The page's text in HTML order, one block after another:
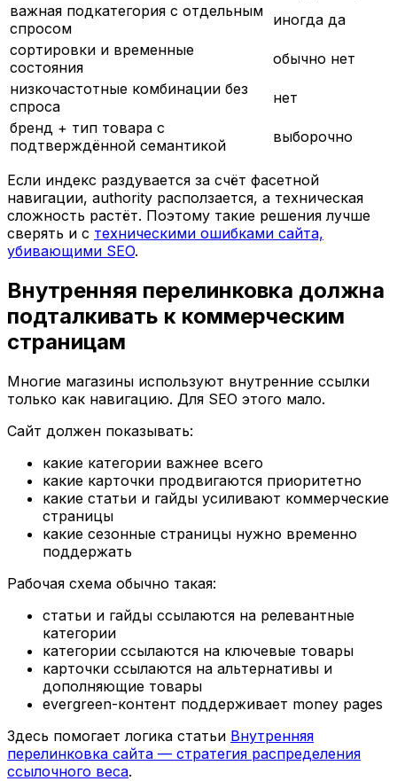
важная подкатегория с отдельным
спросом
иногда да
сортировки и временные
состояния
обычно нет
низкочастотные комбинации без
спроса
нет
бренд + тип товара с
подтверждённой семантикой
выборочно
Если индекс раздувается за счёт фасетной
навигации, authority расползается, а техническая
сложность растёт. Поэтому такие решения лучше
сверять и с техническими ошибками сайта,
убивающими SEO.
Внутренняя перелинковка должна
подталкивать к коммерческим
страницам
Многие магазины используют внутренние ссылки
только как навигацию. Для SEO этого мало.
Сайт должен показывать:
какие категории важнее всего
какие карточки продвигаются приоритетно
какие статьи и гайды усиливают коммерческие
страницы
какие сезонные страницы нужно временно
поддержать
Рабочая схема обычно такая:
статьи и гайды ссылаются на релевантные
категории
категории ссылаются на ключевые товары
карточки ссылаются на альтернативы и
дополняющие товары
evergreen-контент поддерживает money pages
Здесь помогает логика статьи Внутренняя
перелинковка сайта — стратегия распределения
ссылочного веса.